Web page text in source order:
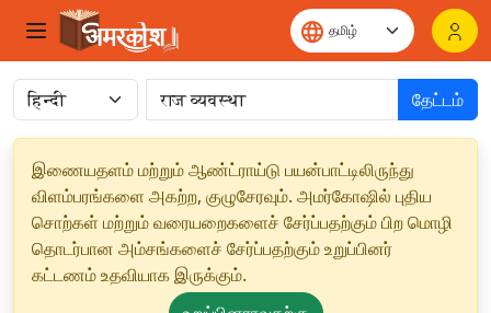
தேட்டம்
இணையதளம் மற்றும் ஆண்ட்ராய்டு பயன்பாட்டிலிருந்து
விளம்பரங்களை அகற்ற, குழுசேரவும். அமர்கோஷில் புதிய
சொற்கள் மற்றும் வரையறைகளைச் சேர்ப்பதற்கும் பிற மொழி
தொடர்பான அம்சங்களைச் சேர்ப்பதற்கும் உறுப்பினர்
கட்டணம் உதவியாக இருக்கும்.